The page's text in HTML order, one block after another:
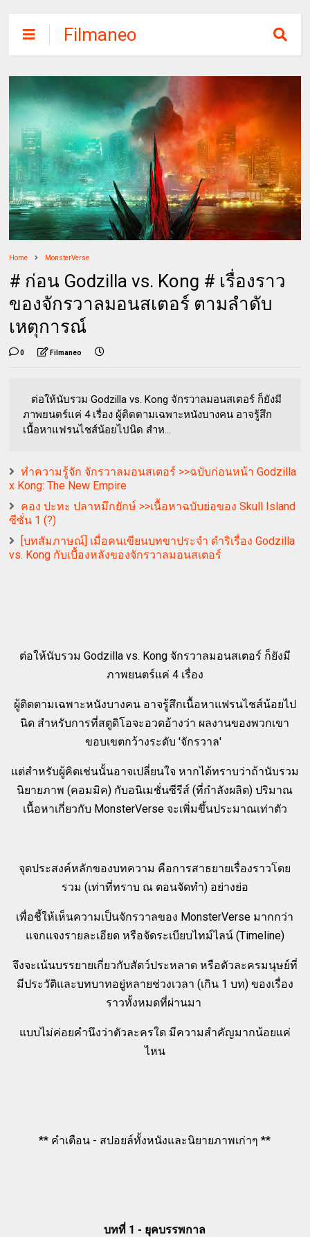
Filmaneo
Home MonsterVerse
# ก่อน Godzilla vs. Kong # เรื่องราว
ของจักรวาลมอนสเตอร์ ตามลำดับ
เหตุการณ์
0 Filmaneo
ต่อให้นับรวม Godzilla vs. Kong จักรวาลมอนสเตอร์ ก็ยังมี
ภาพยนตร์แค่ 4 เรื่อง ผู้ติดตามเฉพาะหนังบางคน อาจรู้สึก
เนื้อหาแฟรนไชส์น้อยไปนิด สำห...
ทำความรู้จัก จักรวาลมอนสเตอร์ >>ฉบับก่อนหน้า Godzilla
x Kong: The New Empire
คอง ปะทะ ปลาหมึกยักษ์ >>เนื้อหาฉบับย่อของ Skull Island
ซีซั่น 1 (?)
[บทสัมภาษณ์] เมื่อคนเขียนบทขาประจำ ดำริเรื่อง Godzilla
vs. Kong กับเบื้องหลังของจักรวาลมอนสเตอร์
ต่อให้นับรวม Godzilla vs. Kong จักรวาลมอนสเตอร์ ก็ยังมี
ภาพยนตร์แค่ 4 เรื่อง
ผู้ติดตามเฉพาะหนังบางคน อาจรู้สึกเนื้อหาแฟรนไชส์น้อยไป
นิด สำหรับการที่สตูดิโอจะอวดอ้างว่า ผลงานของพวกเขา
ขอบเขตกว้างระดับ 'จักรวาล'
แต่สำหรับผู้คิดเช่นนั้นอาจเปลี่ยนใจ หากได้ทราบว่าถ้านับรวม
นิยายภาพ (คอมมิค) กับอนิเมชั่นซีรีส์ (ที่กำลังผลิต) ปริมาณ
เนื้อหาเกี่ยวกับ MonsterVerse จะเพิ่มขึ้นประมาณเท่าตัว
จุดประสงค์หลักของบทความ คือการสาธยายเรื่องราวโดย
รวม (เท่าที่ทราบ ณ ตอนจัดทำ) อย่างย่อ
เพื่อชี้ให้เห็นความเป็นจักรวาลของ MonsterVerse มากกว่า
แจกแจงรายละเอียด หรือจัดระเบียบไทม์ไลน์ (Timeline)
จึงจะเน้นบรรยายเกี่ยวกับสัตว์ประหลาด หรือตัวละครมนุษย์ที่
มีประวัติและบทบาทอยู่หลายช่วงเวลา (เกิน 1 บท) ของเรื่อง
ราวทั้งหมดที่ผ่านมา
แบบไม่ค่อยคำนึงว่าตัวละครใด มีความสำคัญมากน้อยแค่
ไหน
** คำเตือน - สปอยล์ทั้งหนังและนิยายภาพเก่าๆ **
บทที่ 1 - ยุคบรรพกาล